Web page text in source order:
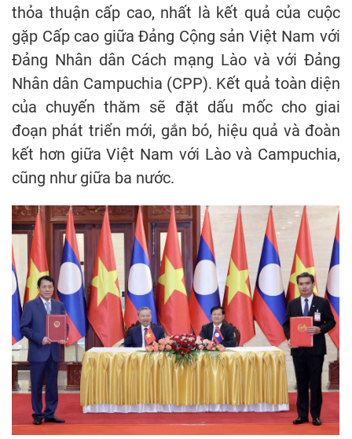
thỏa thuận cấp cao, nhất là kết quả của cuộc
gặp Cấp cao giữa Đảng Cộng sản Việt Nam với
Đảng Nhân dân Cách mạng Lào và với Đảng
Nhân dân Campuchia (CPP). Kết quả toàn diện
của chuyến thăm sẽ đặt dấu mốc cho giai
đoạn phát triển mới, gắn bó, hiệu quả và đoàn
kết hơn giữa Việt Nam với Lào và Campuchia,
cũng như giữa ba nước.